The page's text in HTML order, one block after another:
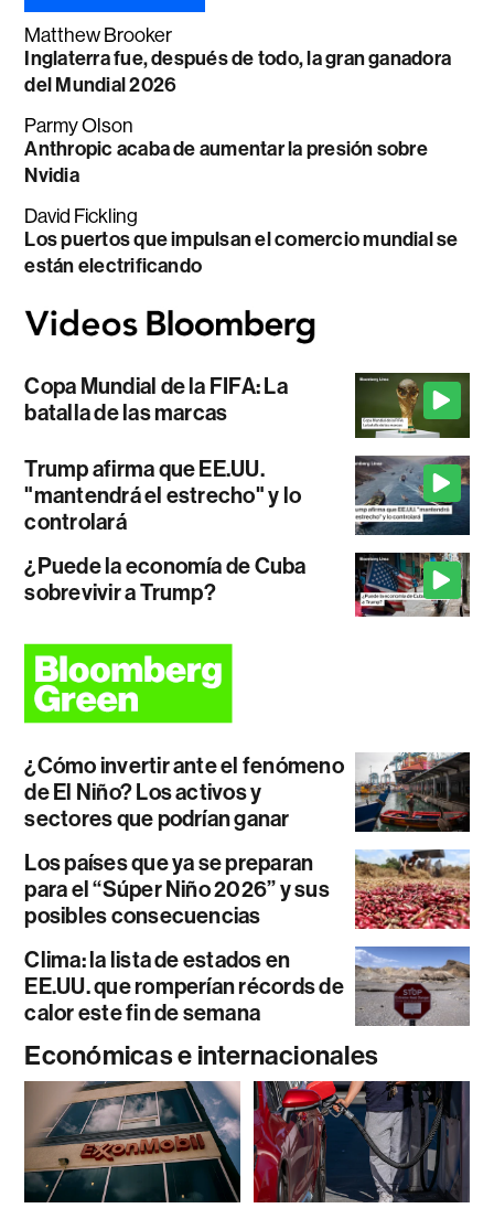
Matthew Brooker
Inglaterra fue, después de todo, la gran ganadora
del Mundial 2026
Parmy Olson
Anthropic acaba de aumentar la presión sobre
Nvidia
David Fickling
Los puertos que impulsan el comercio mundial se
están electrificando
Copa Mundial de la FIFA: La
batalla de las marcas
Trump afirma que EE.UU.
"mantendrá el estrecho" y lo
controlará
¿Puede la economía de Cuba
sobrevivir a Trump?
¿Cómo invertir ante el fenómeno
de El Niño? Los activos y
sectores que podrían ganar
Los países que ya se preparan
para el “Súper Niño 2026” y sus
posibles consecuencias
Clima: la lista de estados en
EE.UU. que romperían récords de
calor este fin de semana
Económicas e internacionales